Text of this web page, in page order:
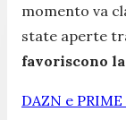
momento va
state aperte
favoriscono
DAZN e